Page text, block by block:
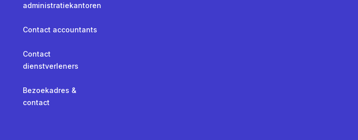
administratiekantoren
Contact accountants
Contact
dienstverleners
Bezoekadres &
contact